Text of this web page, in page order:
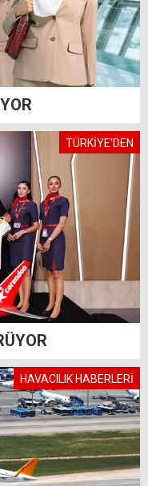
TÜRKİYE'DEN
HAVACILIK HABERLERİ